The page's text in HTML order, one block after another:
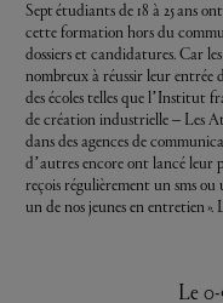
Sept étudiants de 18 à 25 ans
cette formation hors du
dossiers et candidatures. Car
nombreux à réussir leur entrée
des écoles telles que l’Institut
de création industrielle – Les
dans des agences de
d’autres encore ont lancé leur
reçois régulièrement un sms
un de nos jeunes en entretien ».
Le